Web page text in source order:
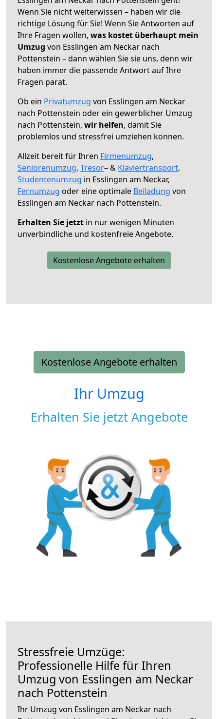
Wenn Sie nicht weiterwissen – haben wir die
richtige Lösung für Sie! Wenn Sie Antworten auf
Ihre Fragen wollen, was kostet überhaupt mein
Umzug von Esslingen am Neckar nach
Pottenstein – dann wählen Sie sie uns, denn wir
haben immer die passende Antwort auf Ihre
Fragen parat.
Ob ein Privatumzug von Esslingen am Neckar
nach Pottenstein oder ein gewerblicher Umzug
nach Pottenstein, wir helfen, damit Sie
problemlos und stressfrei umziehen können.
Allzeit bereit für Ihren Firmenumzug,
Seniorenumzug, Tresor– & Klaviertransport,
Studentenumzug in Esslingen am Neckar,
Fernumzug oder eine optimale Beiladung von
Esslingen am Neckar nach Pottenstein.
Erhalten Sie jetzt in nur wenigen Minuten
unverbindliche und kostenfreie Angebote.
Kostenlose Angebote erhalten
Kostenlose Angebote erhalten
Ihr Umzug
Erhalten Sie jetzt Angebote
Stressfreie Umzüge:
Professionelle Hilfe für Ihren
Umzug von Esslingen am Neckar
nach Pottenstein
Ihr Umzug von Esslingen am Neckar nach